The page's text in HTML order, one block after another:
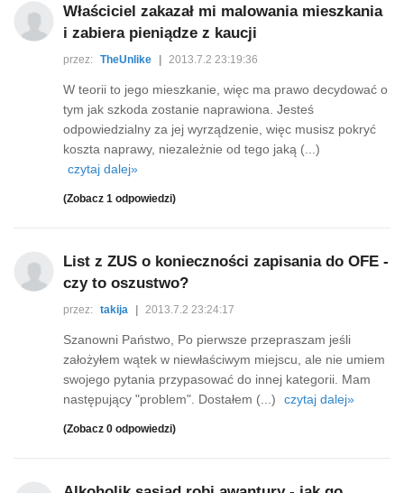
Właściciel zakazał mi malowania mieszkania
i zabiera pieniądze z kaucji
przez: TheUnlike 2013.7.2 23:19:36
W teorii to jego mieszkanie, więc ma prawo decydować o
tym jak szkoda zostanie naprawiona. Jesteś
odpowiedzialny za jej wyrządzenie, więc musisz pokryć
koszta naprawy, niezależnie od tego jaką (...)
czytaj dalej»
(Zobacz 1 odpowiedzi)
List z ZUS o konieczności zapisania do OFE -
czy to oszustwo?
przez: takija 2013.7.2 23:24:17
Szanowni Państwo, Po pierwsze przepraszam jeśli
założyłem wątek w niewłaściwym miejscu, ale nie umiem
swojego pytania przypasować do innej kategorii. Mam
następujący "problem". Dostałem (...)
czytaj dalej»
(Zobacz 0 odpowiedzi)